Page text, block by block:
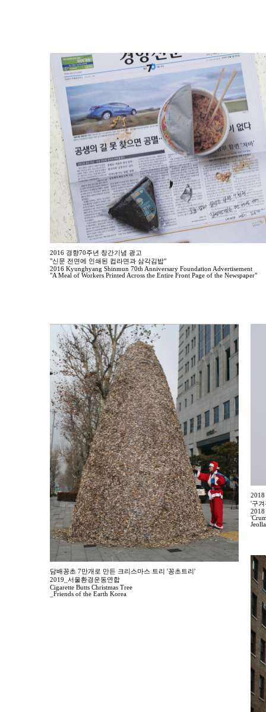
2016 경향70주년 창간기념 광고
"신문 전면에 인쇄된 컵라면과 삼각김밥"
2016 Kyunghyang Shinmun 70th Anniversary Foundation Advertisement
"A Meal of Workers Printed Across the Entire Front Page of the Newspaper"
담배꽁초 7만개로 만든 크리스마스 트리 '꽁초트리'
2019_서울환경운동연합
Cigarette Butts Christmas Tree
_Friends of the Earth Korea
'구겨
2018